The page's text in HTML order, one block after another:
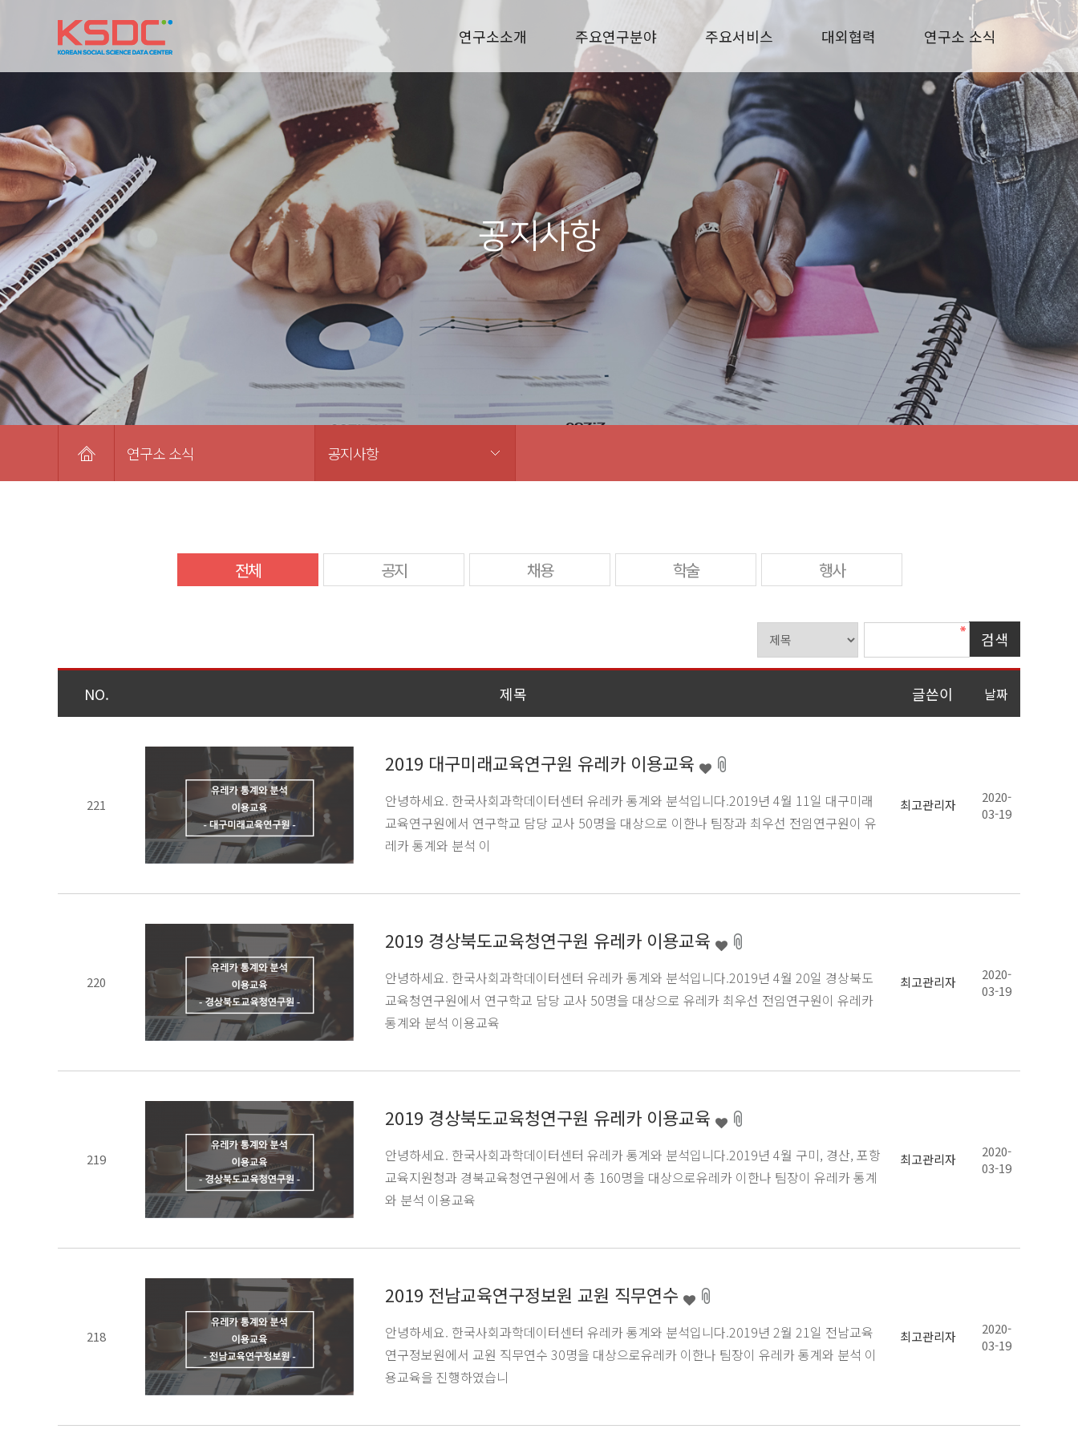
연구소소개 주요연구분야 주요서비스 대외협력 연구소 소식
공지사항
연구소 소식 공지사항
전체 공지 채용 학술 행사
NO. 제목 글쓴이 날짜
221
2019 대구미래교육연구원 유레카 이용교육
안녕하세요. 한국사회과학데이터센터 유레카 통계와 분석입니다.2019년 4월 11일 대구미래
교육연구원에서 연구학교 담당 교사 50명을 대상으로 이한나 팀장과 최우선 전임연구원이 유
레카 통계와 분석 이
최고관리자
2020-
03-19
220
2019 경상북도교육청연구원 유레카 이용교육
안녕하세요. 한국사회과학데이터센터 유레카 통계와 분석입니다.2019년 4월 20일 경상북도
교육청연구원에서 연구학교 담당 교사 50명을 대상으로 유레카 최우선 전임연구원이 유레카
통계와 분석 이용교육
최고관리자
2020-
03-19
219
2019 경상북도교육청연구원 유레카 이용교육
안녕하세요. 한국사회과학데이터센터 유레카 통계와 분석입니다.2019년 4월 구미, 경산, 포항
교육지원청과 경북교육청연구원에서 총 160명을 대상으로유레카 이한나 팀장이 유레카 통계
와 분석 이용교육
최고관리자
2020-
03-19
218
2019 전남교육연구정보원 교원 직무연수
안녕하세요. 한국사회과학데이터센터 유레카 통계와 분석입니다.2019년 2월 21일 전남교육
연구정보원에서 교원 직무연수 30명을 대상으로유레카 이한나 팀장이 유레카 통계와 분석 이
용교육을 진행하였습니
최고관리자
2020-
03-19